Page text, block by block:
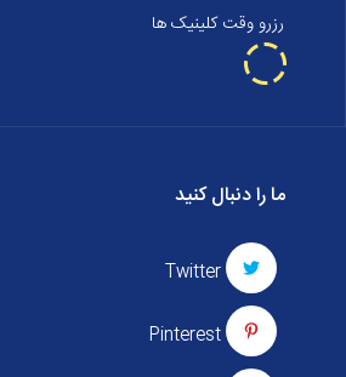
رزرو وقت کلینیک ها
ما را دنبال کنید
Twitter
Pinterest